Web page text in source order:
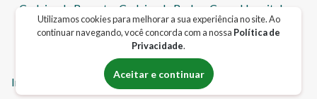
Cadeira de Resgate
Cadeira de Rodas
Cama Hospitalar
Cinto de Segurança Colchão Hospitalar Coletor de Urina
Elevador de Transferência Escadinha Hospitalar
Imobilizador de Joelho Lavatório Inflável
Utilizamos cookies para melhorar a sua experiência no site. Ao
continuar navegando, você concorda com a nossa Política de
Privacidade.
Aceitar e continuar